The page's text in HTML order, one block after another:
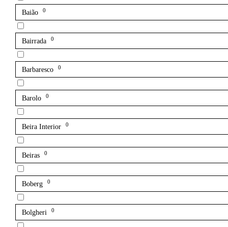
Baião 0
Bairrada 0
Barbaresco 0
Barolo 0
Beira Interior 0
Beiras 0
Boberg 0
Bolgheri 0